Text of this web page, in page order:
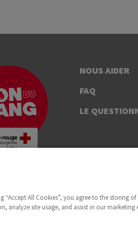
NOUS AIDER
FAQ
LE
“Accept All Cookies”, you agree to the storing
analyze site usage, and assist in our marketing